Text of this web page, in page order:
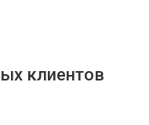
клиентов